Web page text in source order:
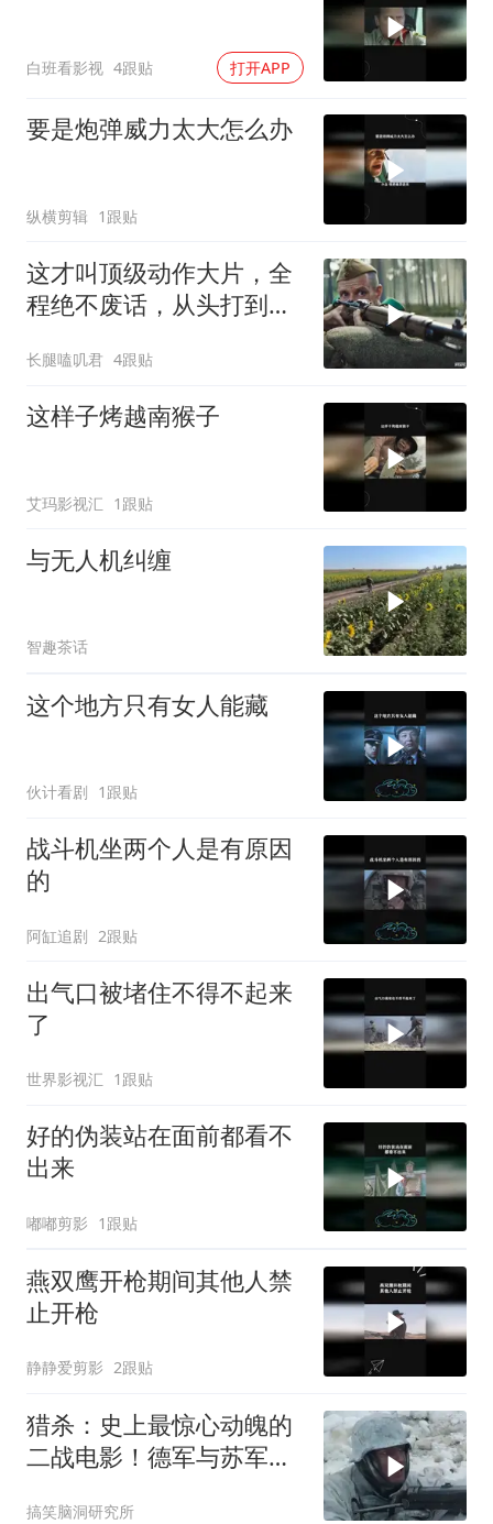
白班看影视 4跟贴 打开APP
要是炮弹威力太大怎么办
纵横剪辑 1跟贴
这才叫顶级动作大片，全
程绝不废话，从头打到
长腿嗑叽君 4跟贴
这样子烤越南猴子
艾玛影视汇 1跟贴
与无人机纠缠
智趣茶话
这个地方只有女人能藏
伙计看剧 1跟贴
战斗机坐两个人是有原因
的
阿缸追剧 2跟贴
出气口被堵住不得不起来
了
世界影视汇 1跟贴
好的伪装站在面前都看不
出来
嘟嘟剪影 1跟贴
燕双鹰开枪期间其他人禁
止开枪
静静爱剪影 2跟贴
猎杀：史上最惊心动魄的
二战电影！德军与苏军坦
搞笑脑洞研究所